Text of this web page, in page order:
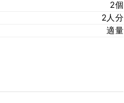
2個
2人分
適量